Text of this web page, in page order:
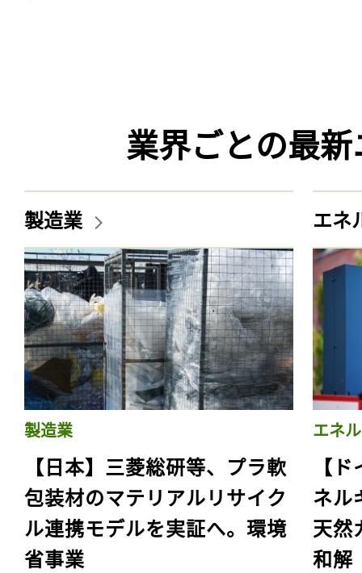
業界ごとの最
製造業
製造業
【日本】三菱総研等、プラ軟
包装材のマテリアルリサイク
ル連携モデルを実証へ。環境
省事業
エネ
エネ
【
ネル
天然
和解